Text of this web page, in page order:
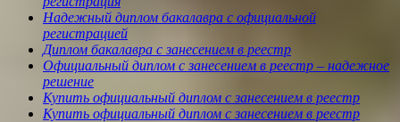
Надежный диплом бакалавра с официальной
регистрацией
Диплом бакалавра с занесением в реестр
Официальный диплом с занесением в реестр – надежное
решение
Купить официальный диплом с занесением в реестр
Купить официальный диплом с занесением в реестр